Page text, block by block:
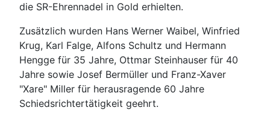
die SR-Ehrennadel in Gold erhielten.
Zusätzlich wurden Hans Werner Waibel, Winfried
Krug, Karl Falge, Alfons Schultz und Hermann
Hengge für 35 Jahre, Ottmar Steinhauser für 40
Jahre sowie Josef Bermüller und Franz-Xaver
"Xare" Miller für herausragende 60 Jahre
Schiedsrichtertätigkeit geehrt.